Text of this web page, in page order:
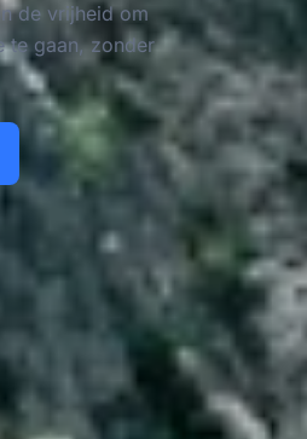
de vrijheid om
te gaan, zonder